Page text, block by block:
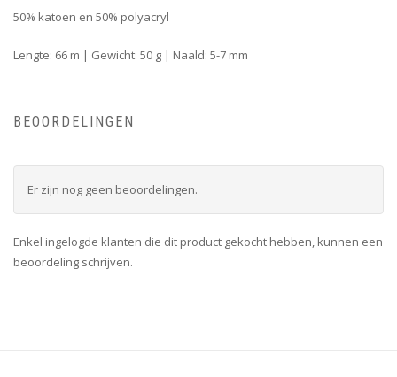
50% katoen en 50% polyacryl
Lengte: 66 m | Gewicht: 50 g | Naald: 5-7 mm
BEOORDELINGEN
Er zijn nog geen beoordelingen.
Enkel ingelogde klanten die dit product gekocht hebben, kunnen een
beoordeling schrijven.